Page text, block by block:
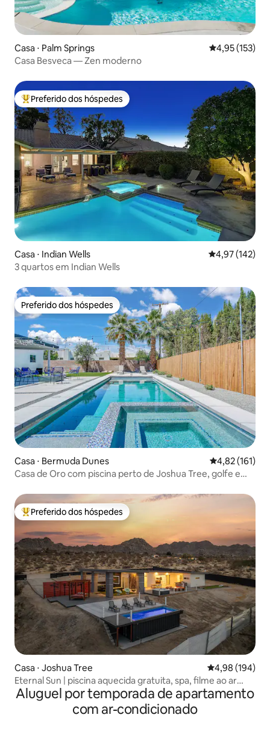
Casa ⋅ Palm Springs 4,95 de uma
4,95 (153)
Casa Besveca — Zen moderno
Entre os melhores preferidos dos hóspedes
Preferido dos hóspedes
Casa ⋅ Indian Wells 4,97 de uma
4,97 (142)
3 quartos em Indian Wells
Preferido dos hóspedes
Preferido dos hóspedes
Casa ⋅ Bermuda Dunes 4,82 de uma
4,82 (161)
Casa de Oro com piscina perto de Joshua Tree, golfe e
Entre os melhores preferidos dos hóspedes
Preferido dos hóspedes
Casa ⋅ Joshua Tree 4,98 de uma
4,98 (194)
Eternal Sun | piscina aquecida gratuita, spa, filme ao ar
livre
Aluguel por temporada de apartamento
com ar-condicionado